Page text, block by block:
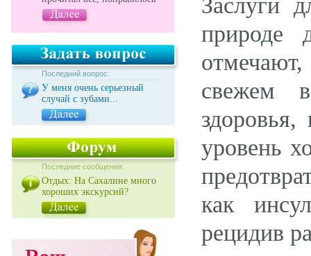
Последний вопрос:
У меня очень серьезный
случай с зубами...
Последние сообщения:
Отдых: На Сахалине много
хороших экскурсий?
Заслуги
природе
свежем
уровень
как
рецидив